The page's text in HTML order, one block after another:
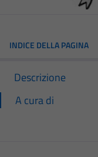
INDICE DELLA PAGINA
Descrizione
A cura di